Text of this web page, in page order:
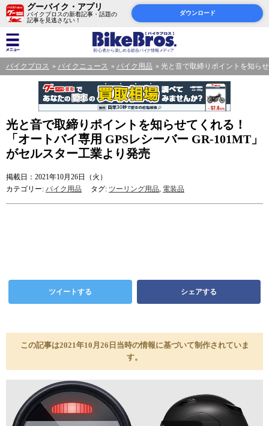
グーバイク・アプリ
バイクブロスの新着記事・話題の
記事を見逃さない！
ダウンロード
バイクブロス バイクニュース バイク用品 光と音で取締りポイントを知ら
光と音で取締りポイントを知らせてくれる！
「オートバイ専用 GPSレシーバー GR-101MT」
がセルスター工業より発売
掲載日：2021年10月26日（火）
カテゴリー: バイク用品 タグ: ツーリング用品, 電装品
ツイートする シェアする
この記事は2021年10月26日当時の情報に基づいて制作されていま
す。